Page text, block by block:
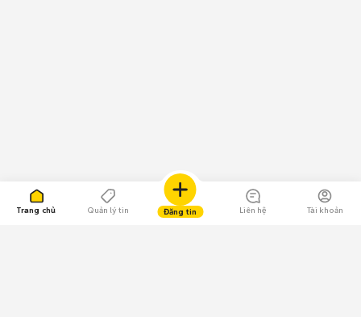
Trang chủ Quản lý tin Đăng tin Liên hệ Tài khoản